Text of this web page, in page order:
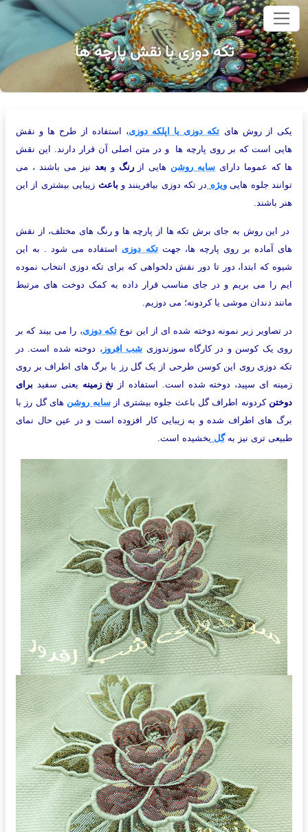
اصلی
تکه دوزی با نقش پارچه ها
یکی از روش های تکه دوزی یا اپلکه دوزی، استفاده از طرح ها و نقش
هایی است که بر روی پارچه ها و در متن اصلی آن قرار دارند. این نقش
ها که عموما دارای سایه روشن هایی ازرنگ و بعد نیز می باشند ، می
توانند جلوه هاییویژه در تکه دوزی بیافرینند و باعث زیبایی بیشتری از این
هنر باشند.
در این روش به جای برش تکه ها از پارچه ها و رنگ های مختلف، از نقش
های آماده بر روی پارچه ها، جهتتکه دوزیاستفاده می شود . به این
شیوه که ابتدا، دور تا دور نقش دلخواهی که برای تکه دوزی انتخاب نموده
ایم را می بریم و در جای مناسب قرار داده به کمک دوخت های مرتبط
مانند دندان موشی یا کردونه؛ می دوزیم.
در تصاویر زیر نمونه دوخته شده ای از این نوعتکه دوزی، را می بیند که بر
روی یک کوسن و در کارگاه سوزندوزی شب افروز ، دوخته شده است. در
تکه دوزی روی این کوسن طرحی از یک گل رز با برگ های اطراف بر روی
زمینه ای سپید، دوخته شده است. استفاده از نخ زمینه یعنی سفید برای
دوختن کردونه اطراف گل باعث جلوه بیشتری ازسایه روشن های گل رز با
برگ های اطراف شده و به زیبایی کار افزوده است و در عین حال نمای
طبیعی تری نیز بهگل بخشیده است.